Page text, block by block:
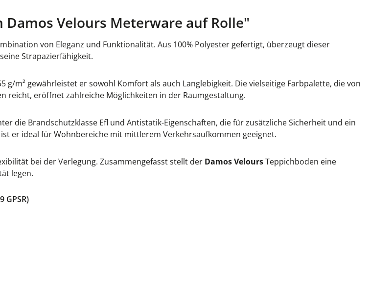
Velours Meterware auf Rolle"
von Eleganz und Funktionalität. Aus 100% Polyester gefertigt, überzeugt dieser
Strapazierfähigkeit.
m² gewährleistet er sowohl Komfort als auch Langlebigkeit. Die vielseitige Farbpalette, die von
reicht, eröffnet zahlreiche Möglichkeiten in der Raumgestaltung.
die Brandschutzklasse Efl und Antistatik-Eigenschaften, die für zusätzliche Sicherheit und ein
er ideal für Wohnbereiche mit mittlerem Verkehrsaufkommen geeignet.
bei der Verlegung. Zusammengefasst stellt der Damos VeloursTeppichboden eine
legen.
GPSR)